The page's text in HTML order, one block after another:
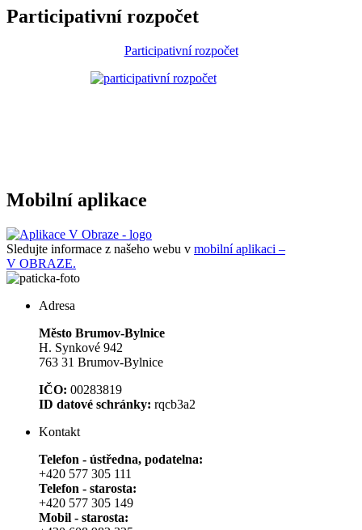
Participativní rozpočet
Participativní rozpočet
Mobilní aplikace
Sledujte informace z našeho webu v mobilní aplikaci –
V OBRAZE.
Adresa
Město Brumov-Bylnice
H. Synkové 942
763 31 Brumov-Bylnice
IČO: 00283819
ID datové schránky: rqcb3a2
Kontakt
Telefon - ústředna, podatelna:
+420 577 305 111
Telefon - starosta:
+420 577 305 149
Mobil - starosta: